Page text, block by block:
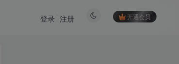
开通会员
登录 注册